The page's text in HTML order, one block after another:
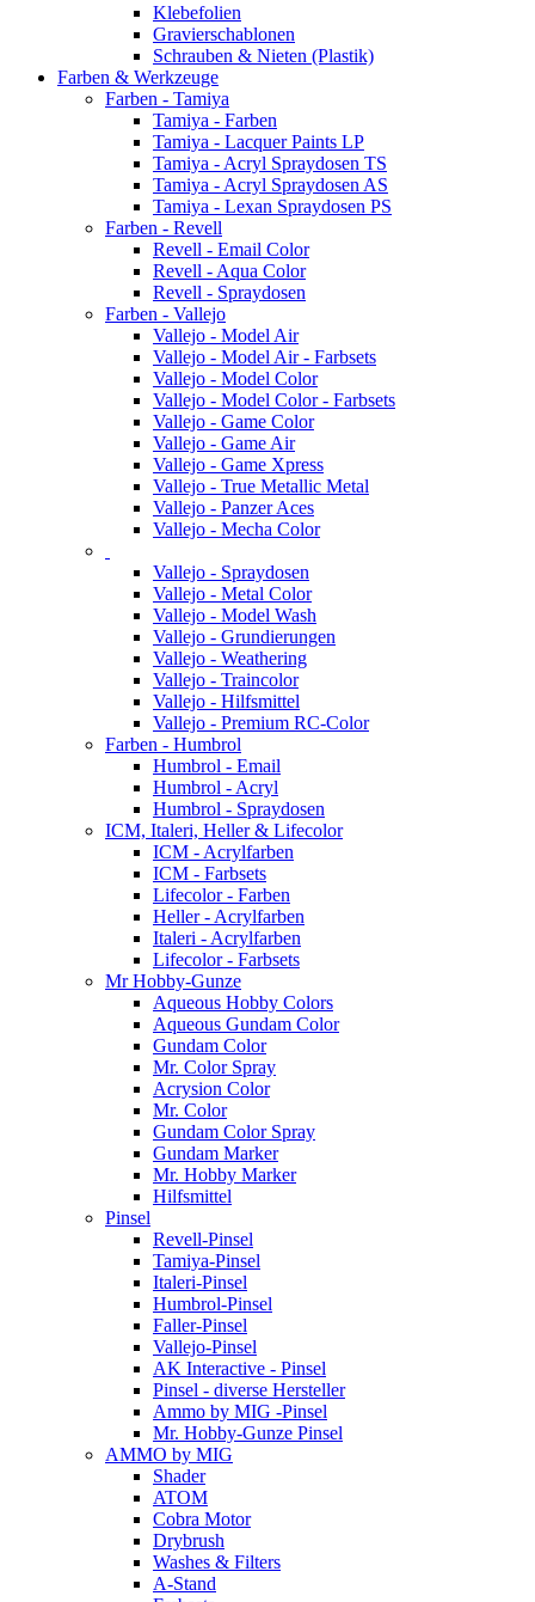
Klebefolien
Gravierschablonen
Schrauben & Nieten (Plastik)
Farben & Werkzeuge
Farben - Tamiya
Tamiya - Farben
Tamiya - Lacquer Paints LP
Tamiya - Acryl Spraydosen TS
Tamiya - Acryl Spraydosen AS
Tamiya - Lexan Spraydosen PS
Farben - Revell
Revell - Email Color
Revell - Aqua Color
Revell - Spraydosen
Farben - Vallejo
Vallejo - Model Air
Vallejo - Model Air - Farbsets
Vallejo - Model Color
Vallejo - Model Color - Farbsets
Vallejo - Game Color
Vallejo - Game Air
Vallejo - Game Xpress
Vallejo - True Metallic Metal
Vallejo - Panzer Aces
Vallejo - Mecha Color
Vallejo - Spraydosen
Vallejo - Metal Color
Vallejo - Model Wash
Vallejo - Grundierungen
Vallejo - Weathering
Vallejo - Traincolor
Vallejo - Hilfsmittel
Vallejo - Premium RC-Color
Farben - Humbrol
Humbrol - Email
Humbrol - Acryl
Humbrol - Spraydosen
ICM, Italeri, Heller & Lifecolor
ICM - Acrylfarben
ICM - Farbsets
Lifecolor - Farben
Heller - Acrylfarben
Italeri - Acrylfarben
Lifecolor - Farbsets
Mr Hobby-Gunze
Aqueous Hobby Colors
Aqueous Gundam Color
Gundam Color
Mr. Color Spray
Acrysion Color
Mr. Color
Gundam Color Spray
Gundam Marker
Mr. Hobby Marker
Hilfsmittel
Pinsel
Revell-Pinsel
Tamiya-Pinsel
Italeri-Pinsel
Humbrol-Pinsel
Faller-Pinsel
Vallejo-Pinsel
AK Interactive - Pinsel
Pinsel - diverse Hersteller
Ammo by MIG -Pinsel
Mr. Hobby-Gunze Pinsel
AMMO by MIG
Shader
ATOM
Cobra Motor
Drybrush
Washes & Filters
A-Stand